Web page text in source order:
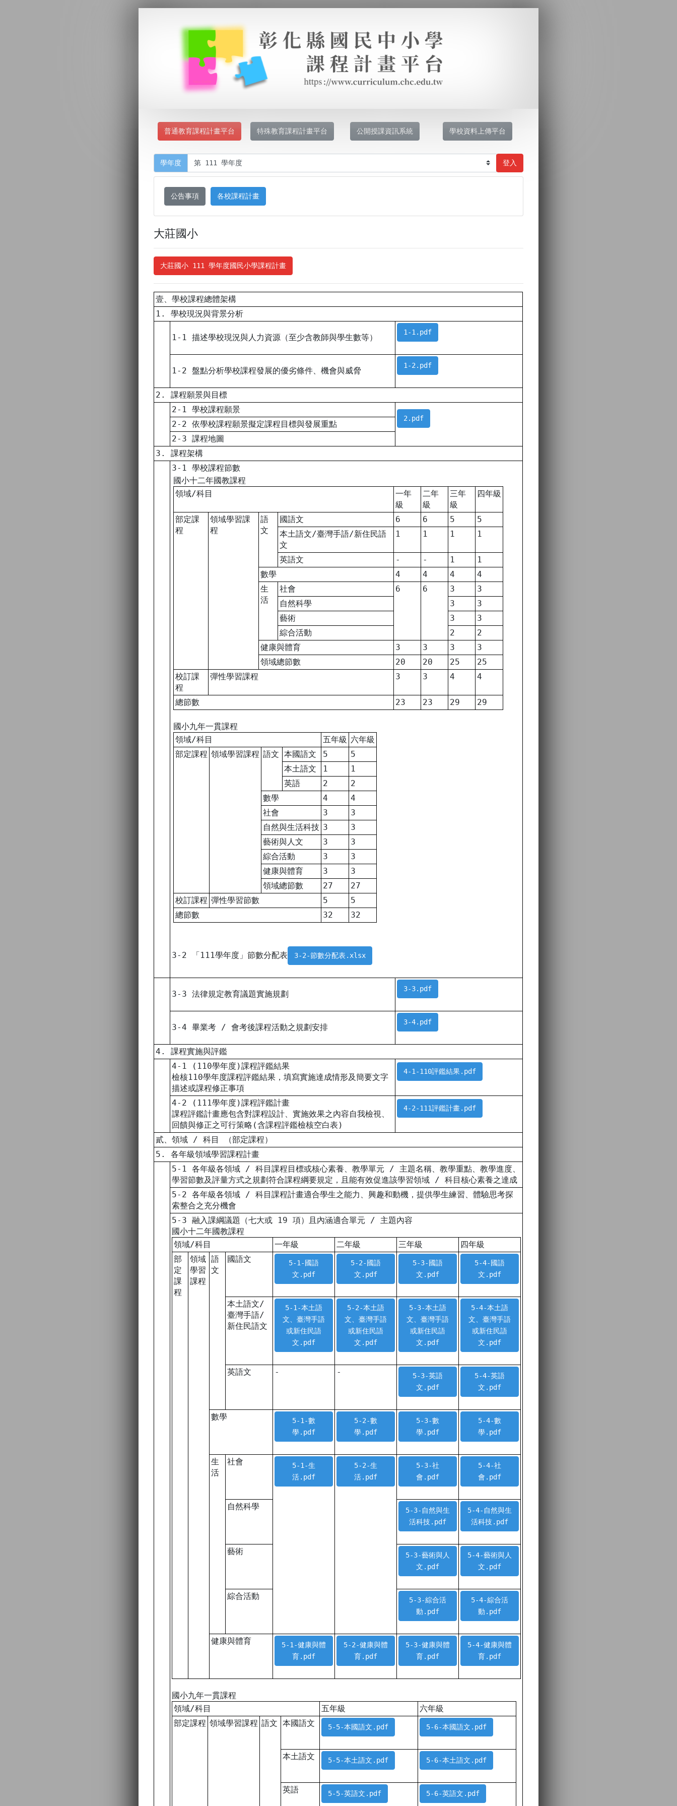
普通教育課程計畫平台 特殊教育課程計畫平台 公開授課資訊系統 學校資料上傳平台
學年度 登入
公告事項 各校課程計畫
大莊國小
大莊國小 111 學年度國民小學課程計畫
壹、學校課程總體架構
1. 學校現況與背景分析
1-1 描述學校現況與人力資源（至少含教師與學生數等）
1-1.pdf
1-2 盤點分析學校課程發展的優劣條件、機會與威脅
1-2.pdf
2. 課程願景與目標
2-1 學校課程願景
2.pdf
2-2 依學校課程願景擬定課程目標與發展重點
2-3 課程地圖
3. 課程架構
3-1 學校課程節數
國小十二年國教課程
領域/科目
一年
級
二年
級
三年
級
四年級
部定課
程
領域學習課
程
語
文
國語文 6 6 5
5
本土語文/臺灣手語/新住民語
文
1 1 1 1
英語文 - - 1
1
數學
4 4 4
4
生
活
社會 6 6 3
3
自然科學
3
3
藝術
3
3
綜合活動
2
2
健康與體育
3 3 3
3
領域總節數
20 20 25
25
校訂課
程
彈性學習課程 3 3 4 4
總節數 23 23 29 29
國小九年一貫課程
領域/科目
五年級 六年級
部定課程 領域學習課程 語文 本國語文 5
5
本土語文
1
1
英語
2
2
數學
4
4
社會
3
3
自然與生活科技 3
3
藝術與人文
3
3
綜合活動
3
3
健康與體育
3
3
領域總節數
27
27
校訂課程 彈性學習節數 5
5
總節數
32 32
3-2 「111學年度」節數分配表 3-2-節數分配表.xlsx
3-3 法律規定教育議題實施規劃
3-3.pdf
3-4 畢業考 / 會考後課程活動之規劃安排
3-4.pdf
4. 課程實施與評鑑
4-1 (110學年度)課程評鑑結果
檢核110學年度課程評鑑結果，填寫實施達成情形及簡要文字
描述或課程修正事項
4-1-110評鑑結果.pdf
4-2 (111學年度)課程評鑑計畫
課程評鑑計畫應包含對課程設計、實施效果之內容自我檢視、
回饋與修正之可行策略(含課程評鑑檢核空白表)
4-2-111評鑑計畫.pdf
貳、領域 / 科目 （部定課程）
5. 各年級領域學習課程計畫
5-1 各年級各領域 / 科目課程目標或核心素養、教學單元 / 主題名稱、教學重點、教學進度、
學習節數及評量方式之規劃符合課程綱要規定，且能有效促進該學習領域 / 科目核心素養之達成
5-2 各年級各領域 / 科目課程計畫適合學生之能力、興趣和動機，提供學生練習、體驗思考探
索整合之充分機會
5-3 融入課綱議題（七大或 19 項）且內涵適合單元 / 主題內容
國小十二年國教課程
領域/科目
一年級 二年級 三年級
四年級
部
定
課
程
領域
學習
課程
語
文
國語文
5-1-國語
文.pdf
5-2-國語
文.pdf
5-3-國語
文.pdf
5-4-國語
文.pdf
本土語文/
臺灣手語/
新住民語文
5-1-本土語
文、臺灣手語
或新住民語
文.pdf
5-2-本土語
文、臺灣手語
或新住民語
文.pdf
5-3-本土語
文、臺灣手語
或新住民語
文.pdf
5-4-本土語
文、臺灣手語
或新住民語
文.pdf
英語文 - -
5-3-英語
文.pdf
5-4-英語
文.pdf
數學
5-1-數
學.pdf
5-2-數
學.pdf
5-3-數
學.pdf
5-4-數
學.pdf
生
活
社會
5-1-生
活.pdf
5-2-生
活.pdf
5-3-社
會.pdf
5-4-社
會.pdf
自然科學
5-3-自然與生
活科技.pdf
5-4-自然與生
活科技.pdf
藝術
5-3-藝術與人
文.pdf
5-4-藝術與人
文.pdf
綜合活動
5-3-綜合活
動.pdf
5-4-綜合活
動.pdf
健康與體育
5-1-健康與體
育.pdf
5-2-健康與體
育.pdf
5-3-健康與體
育.pdf
5-4-健康與體
育.pdf
國小九年一貫課程
領域/科目
五年級
六年級
部定課程 領域學習課程 語文 本國語文 5-5-本國語文.pdf 5-6-本國語文.pdf
本土語文 5-5-本土語文.pdf 5-6-本土語文.pdf
英語 5-5-英語文.pdf 5-6-英語文.pdf